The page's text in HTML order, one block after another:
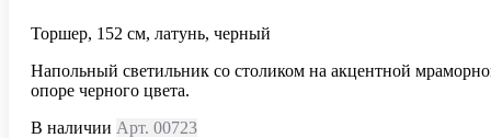
Торшер, 152 см, латунь, черный
Напольный светильник со столиком на акцентной
опоре черного цвета.
В наличии Арт. 00723